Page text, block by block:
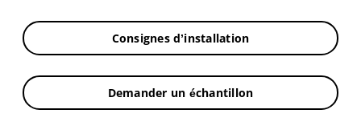
Consignes d’installation
Demander un échantillon